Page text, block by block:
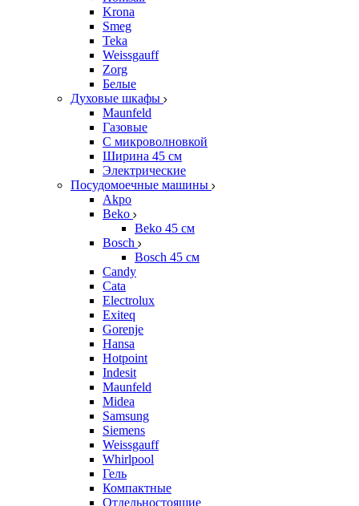
Krona
Smeg
Teka
Weissgauff
Zorg
Белые
Духовые шкафы
Maunfeld
Газовые
С микроволновкой
Ширина 45 см
Электрические
Посудомоечные машины
Akpo
Beko
Beko 45 см
Bosch
Bosch 45 см
Candy
Cata
Electrolux
Exiteq
Gorenje
Hansa
Hotpoint
Indesit
Maunfeld
Midea
Samsung
Siemens
Weissgauff
Whirlpool
Гель
Компактные
Отдельностоящие